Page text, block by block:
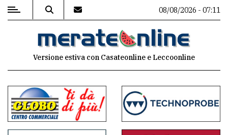
MENU
commenti
Contenuti
08/08/2026 - 07:11
Versione estiva con Casateonline e Leccoonline